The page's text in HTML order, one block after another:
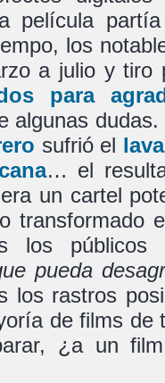
película
los
a julio y
para
algunas
sufrió el
… el
un cartel
transformado
los
pueda
los rastros
de films de
¿a un